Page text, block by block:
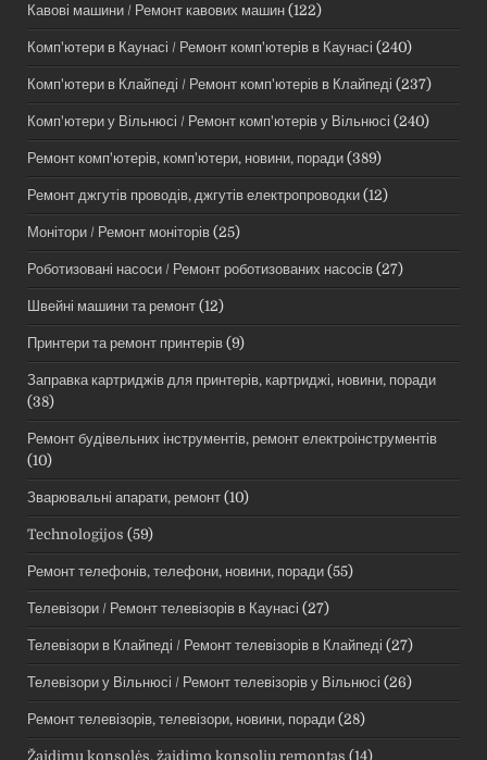
Кавові машини / Ремонт кавових машин (122)
Комп'ютери в Каунасі / Ремонт комп'ютерів в Каунасі (240)
Комп'ютери в Клайпеді / Ремонт комп'ютерів в Клайпеді (237)
Комп'ютери у Вільнюсі / Ремонт комп'ютерів у Вільнюсі (240)
Ремонт комп'ютерів, комп'ютери, новини, поради (389)
Ремонт джгутів проводів, джгутів електропроводки (12)
Монітори / Ремонт моніторів (25)
Роботизовані насоси / Ремонт роботизованих насосів (27)
Швейні машини та ремонт (12)
Принтери та ремонт принтерів (9)
Заправка картриджів для принтерів, картриджі, новини, поради
(38)
Ремонт будівельних інструментів, ремонт електроінструментів
(10)
Зварювальні апарати, ремонт (10)
Technologijos (59)
Ремонт телефонів, телефони, новини, поради (55)
Телевізори / Ремонт телевізорів в Каунасі (27)
Телевізори в Клайпеді / Ремонт телевізорів в Клайпеді (27)
Телевізори у Вільнюсі / Ремонт телевізорів у Вільнюсі (26)
Ремонт телевізорів, телевізори, новини, поради (28)
Žaidimų konsolės, žaidimo konsolių remontas (14)